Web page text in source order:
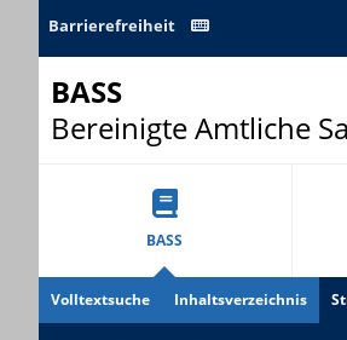
Barrierefreiheit
BASS
Bereinigte Amtliche
BASS
Volltextsuche Inhaltsverzeichnis